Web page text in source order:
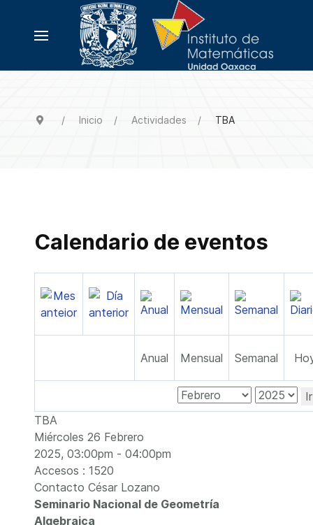
Inicio Actividades TBA
Calendario de eventos
Anual Mensual Semanal
TBA
Miércoles 26 Febrero
2025, 03:00pm - 04:00pm
Accesos : 1520
Contacto César Lozano
Seminario Nacional de Geometría
Algebraica